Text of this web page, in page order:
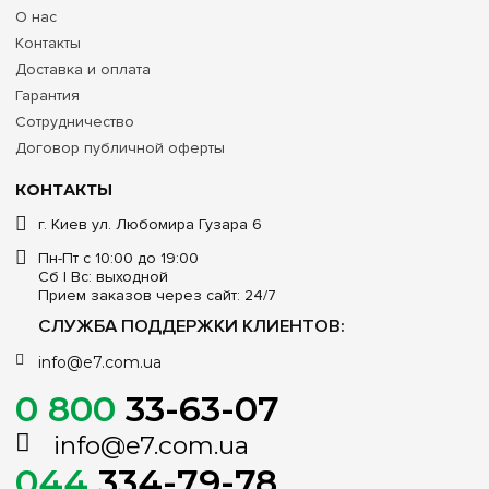
Харьков, Днепр, Одессу, Львов и все остальные населенные
пункты Украины.
КОНТАКТЫ
г. Киев ул. Любомира Гузара 6
Пн-Пт с 10:00 до 19:00
Сб | Вс: выходной
Прием заказов через сайт: 24/7
СЛУЖБА ПОДДЕРЖКИ КЛИЕНТОВ:
info@e7.com.ua
0 800 33-63-07
info@e7.com.ua
О нас
Контакты
Доставка и оплата
Гарантия
Сотрудничество
Договор публичной оферты